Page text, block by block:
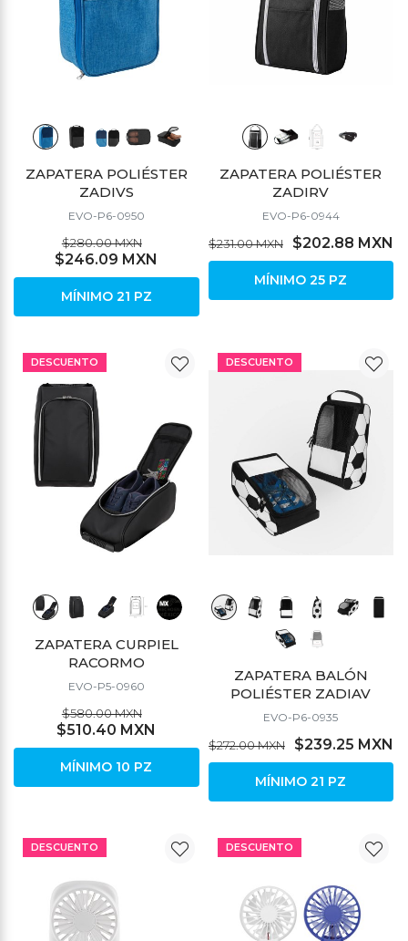
ZAPATERA POLIÉSTER
ZADIVS
EVO-P6-0950
$280.00 MXN
$246.09 MXN
MÍNIMO 21 PZ
ZAPATERA POLIÉSTER
ZADIRV
EVO-P6-0944
$231.00 MXN $202.88 MXN
MÍNIMO 25 PZ
DESCUENTO
ZAPATERA CURPIEL
RACORMO
EVO-P5-0960
$580.00 MXN
$510.40 MXN
MÍNIMO 10 PZ
DESCUENTO
ZAPATERA BALÓN
POLIÉSTER ZADIAV
EVO-P6-0935
$272.00 MXN $239.25 MXN
MÍNIMO 21 PZ
DESCUENTO DESCUENTO